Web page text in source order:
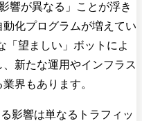
響が異なる」ことが浮き
化プログラムが増えてい
「望ましい」ボットによ
新たな運用やインフラス
界もあります。
影響は単なるトラフィッ